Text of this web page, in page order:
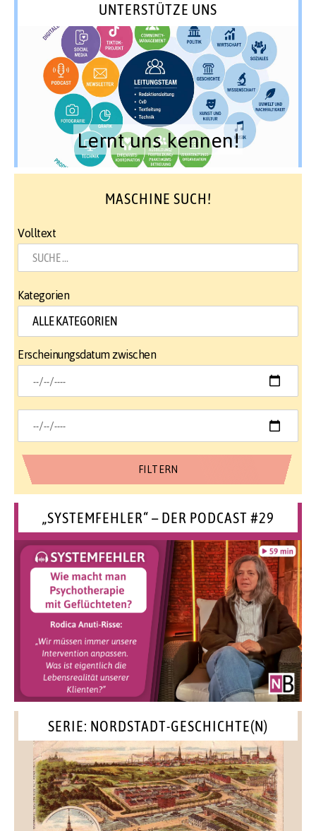
UNTERSTÜTZE UNS
Lernt uns kennen!
MASCHINE SUCH!
Volltext
Kategorien
Erscheinungsdatum zwischen
„SYSTEMFEHLER“ – DER PODCAST #29
SERIE: NORDSTADT-GESCHICHTE(N)